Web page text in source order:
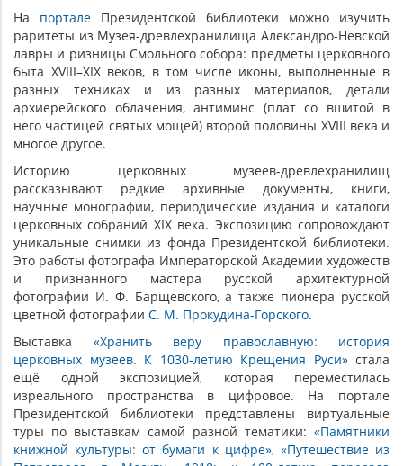
На портале Президентской библиотеки можно изучить
раритеты из Музея-древлехранилища Александро-Невской
лавры и ризницы Смольного собора: предметы церковного
быта XVIII–XIX веков, в том числе иконы, выполненные в
разных техниках и из разных материалов, детали
архиерейского облачения, антиминс (плат со вшитой в
него частицей святых мощей) второй половины XVIII века и
многое другое.
Историю церковных музеев-древлехранилищ
рассказывают редкие архивные документы, книги,
научные монографии, периодические издания и каталоги
церковных собраний XIX века. Экспозицию сопровождают
уникальные снимки из фонда Президентской библиотеки.
Это работы фотографа Императорской Академии художеств
и признанного мастера русской архитектурной
фотографии И. Ф. Барщевского, а также пионера русской
цветной фотографии С. М. Прокудина-Горского.
Выставка «Хранить веру православную: история
церковных музеев. К 1030-летию Крещения Руси»стала
ещё одной экспозицией, которая переместилась
изреального пространства в цифровое. На портале
Президентской библиотеки представлены виртуальные
туры по выставкам самой разной тематики: «Памятники
книжной культуры: от бумаги к цифре», «Путешествие из